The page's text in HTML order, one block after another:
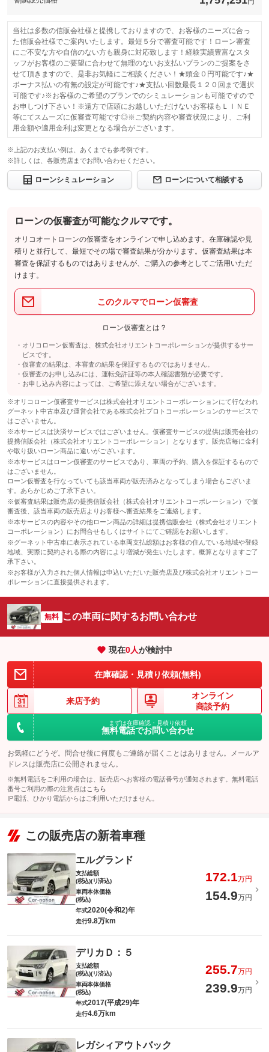
ロードサー
ビスの有無
有り
このパックの見積もり依頼（無料）
このパックの見積もり依頼（無料）
保証修理受
付先
-
ロードサー
ビスの有無
このパックの見積もり依頼（無料）
当社は多数の信販会社様と提携しておりますので、お客様のニーズに合っ
た信販会社様でご案内いたします。最短５分で審査可能です！ローン審査
にご不安な方や自信のない方も親身に対応致します！経験実績豊富なスタ
ッフがお客様のご要望に合わせて無理のないお支払いプランのご提案をさ
せて頂きますので、是非お気軽にご相談ください！★頭金０円可能です♪★
ボーナス払いの有無の設定が可能です♪★支払い回数最長１２０回まで選択
可能です♪※お客様のご希望のプランでのシミュレーションも可能ですので
お申しつけ下さい！※遠方で店頭にお越しいただけないお客様もＬＩＮＥ
等にてスムーズに仮審査可能です◎※ご契約内容や審査状況により、ご利
用金額や適用金利は変更となる場合がございます。
※上記のお支払い例は、あくまでも参考例です。
※詳しくは、各販売店までお問い合わせください。
ローンシミュレーション ローンについて相談する
ローンの仮審査が可能なクルマです。
オリコオートローンの仮審査をオンラインで申し込めます。在庫確認や見
積りと並行して、最短でその場で審査結果が分かります。仮審査結果は本
審査を保証するものではありませんが、ご購入の参考としてご活用いただ
けます。
このクルマでローン仮審査
ローン仮審査とは？
オリコローン仮審査は、株式会社オリエントコーポレーションが提供するサー
ビスです。
仮審査の結果は、本審査の結果を保証するものではありません。
仮審査のお申し込みには、運転免許証等の本人確認書類が必要です。
お申し込み内容によっては、ご希望に添えない場合がございます。
※オリコローン仮審査サービスは株式会社オリエントコーポレーションにて行なわれ
グーネット中古車及び運営会社である株式会社プロトコーポレーションのサービスで
はございません。
※本サービスは決済サービスではございません。仮審査サービスの提供は販売会社の
提携信販会社（株式会社オリエントコーポレーション）となります。販売店毎に金利
や取り扱いローン商品に違いがございます。
※本サービスはローン仮審査のサービスであり、車両の予約、購入を保証するもので
はございません。
ローン仮審査を行なっていても該当車両が販売済みとなってしまう場合もございま
す。あらかじめご了承下さい。
※仮審査結果は販売店の提携信販会社（株式会社オリエントコーポレーション）で仮
審査後、該当車両の販売店よりお客様へ審査結果をご連絡します。
※本サービスの内容やその他ローン商品の詳細は提携信販会社（株式会社オリエント
コーポレーション）にお問合せもしくはサイトにてご確認をお願いします。
※グーネット中古車に表示されている車両支払総額はお客様の住んでいる地域や登録
地域、実際に契約される際の内容により増減が発生いたします。概算となりますご了
承下さい。
※お客様が入力された個人情報は申込いただいた販売店及び株式会社オリエントコー
ポレーションに直接提供されます。
無料 この車両に関するお問い合わせ
現在0人が検討中
在庫確認・見積り依頼(無料)
来店予約
オンライン
商談予約
まずは在庫確認・見積り依頼
無料電話でお問い合わせ
お気軽にどうぞ。問合せ後に何度もご連絡が届くことはありません。メールア
ドレスは販売店に公開されません。
※無料電話をご利用の場合は、販売店へお客様の電話番号が通知されます。無料電話
番号ご利用の際の注意点は こちら
IP電話、ひかり電話からはご利用いただけません。
この販売店の新着車種
エルグランド
支払総額
(税込)(リ済込)
172.1万円
車両本体価格
(税込)
154.9万円
年式2020(令和2)年
走行9.8万km
デリカＤ：５
支払総額
(税込)(リ済込)
255.7万円
車両本体価格
(税込)
239.9万円
年式2017(平成29)年
走行4.6万km
レガシィアウトバック